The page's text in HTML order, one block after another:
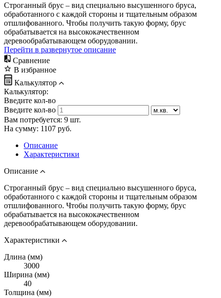
Строганный брус – вид специально высушенного бруса,
обработанного с каждой стороны и тщательным образом
отшлифованного. Чтобы получить такую форму, брус
обрабатывается на высококачественном
деревообрабатывающем оборудовании.
Перейти в развернутое описание
Сравнение
В избранное
Калькулятор
Калькулятор:
Введите кол-во
Введите кол-во
Вам потребуется: 9 шт.
На сумму: 1107 руб.
Описание
Характеристики
Описание
Строганный брус – вид специально высушенного бруса,
обработанного с каждой стороны и тщательным образом
отшлифованного. Чтобы получить такую форму, брус
обрабатывается на высококачественном
деревообрабатывающем оборудовании.
Характеристики
Длина (мм)
3000
Ширина (мм)
40
Толщина (мм)